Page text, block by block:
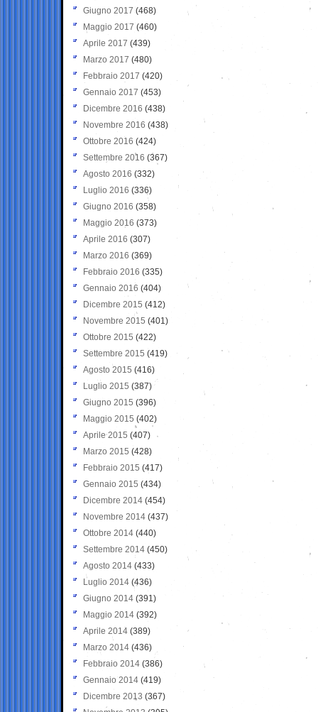
Giugno 2017 (468)
Maggio 2017 (460)
Aprile 2017 (439)
Marzo 2017 (480)
Febbraio 2017 (420)
Gennaio 2017 (453)
Dicembre 2016 (438)
Novembre 2016 (438)
Ottobre 2016 (424)
Settembre 2016 (367)
Agosto 2016 (332)
Luglio 2016 (336)
Giugno 2016 (358)
Maggio 2016 (373)
Aprile 2016 (307)
Marzo 2016 (369)
Febbraio 2016 (335)
Gennaio 2016 (404)
Dicembre 2015 (412)
Novembre 2015 (401)
Ottobre 2015 (422)
Settembre 2015 (419)
Agosto 2015 (416)
Luglio 2015 (387)
Giugno 2015 (396)
Maggio 2015 (402)
Aprile 2015 (407)
Marzo 2015 (428)
Febbraio 2015 (417)
Gennaio 2015 (434)
Dicembre 2014 (454)
Novembre 2014 (437)
Ottobre 2014 (440)
Settembre 2014 (450)
Agosto 2014 (433)
Luglio 2014 (436)
Giugno 2014 (391)
Maggio 2014 (392)
Aprile 2014 (389)
Marzo 2014 (436)
Febbraio 2014 (386)
Gennaio 2014 (419)
Dicembre 2013 (367)